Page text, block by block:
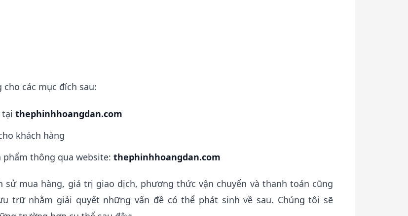
các mục đích sau:
tại thephinhhoangdan.com
khách hàng
phẩm thông qua website: thephinhhoangdan.com
mua hàng, giá trị giao dịch, phương thức vận chuyển và thanh toán cũng
trữ nhằm giải quyết những vấn đề có thể phát sinh về sau. Chúng tôi sẽ